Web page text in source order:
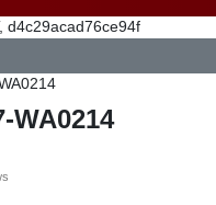
d4c29acad76ce94f
WA0214